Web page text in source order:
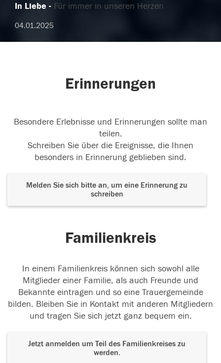
In Liebe Für immer in unseren Herzen
04.01.2025
Erinnerungen
Besondere Erlebnisse und Erinnerungen sollte man
teilen.
Schreiben Sie über die Ereignisse, die Ihnen
besonders in Erinnerung geblieben sind.
Melden Sie sich bitte an, um eine Erinnerung zu
schreiben
Familienkreis
In einem Familienkreis können sich sowohl alle
Mitglieder einer Familie, als auch Freunde und
Bekannte eintragen und so eine Trauergemeinde
bilden. Bleiben Sie in Kontakt mit anderen Mitgliedern
und tragen Sie sich jetzt ganz bequem ein.
Jetzt anmelden um Teil des Familienkreises zu
werden.